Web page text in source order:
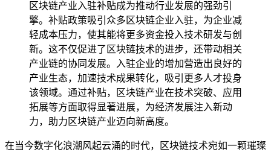
区块链产业入驻补贴成为推动行业发展的强劲引
擎。补贴政策吸引众多区块链企业入驻，为企业减
轻成本压力，使其能将更多资金投入技术研发与创
新。这不仅促进了区块链技术的进步，还带动相关
产业链的协同发展。入驻企业的增加营造出良好的
产业生态，加速技术成果转化，吸引更多人才投身
该领域。通过补贴，区块链产业在技术突破、应用
拓展等方面取得显著进展，为经济发展注入新动
力，助力区块链产业迈向新高度。
在当今数字化浪潮风起云涌的时代，区块链技术宛如一颗璀璨